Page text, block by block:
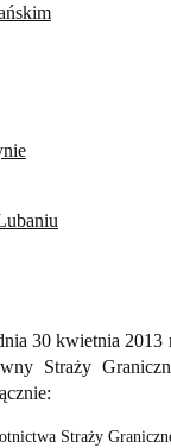
30 kwietnia
Straży
Straży